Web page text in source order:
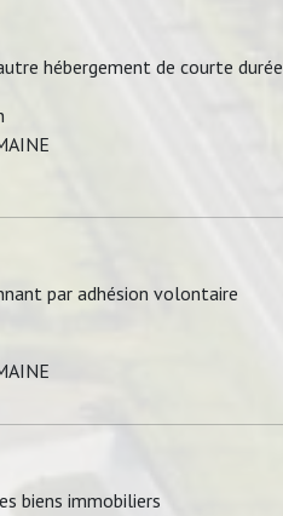
hébergement de courte durée
par adhésion volontaire
biens immobiliers